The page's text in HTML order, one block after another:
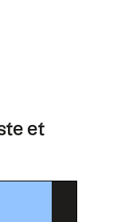
et